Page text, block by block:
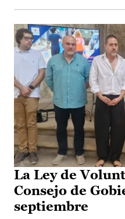
La Ley de
Consejo de
septiembre